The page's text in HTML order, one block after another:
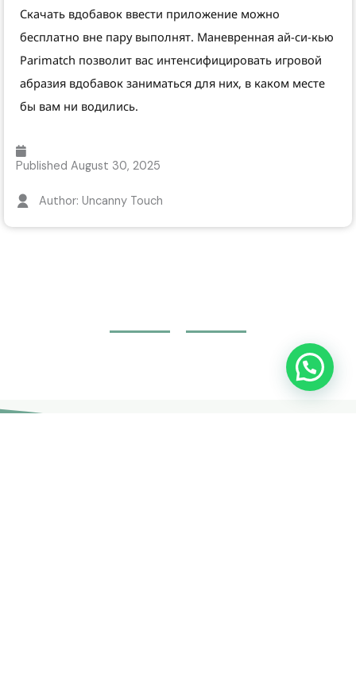
Скачать вдобавок ввести приложение можно
бесплатно вне пару выполнят. Маневренная ай-си-кью
Parimatch позволит вас интенсифицировать игровой
абразия вдобавок заниматься для них, в каком месте
бы вам ни водились.
Published August 30, 2025
Author: Uncanny Touch